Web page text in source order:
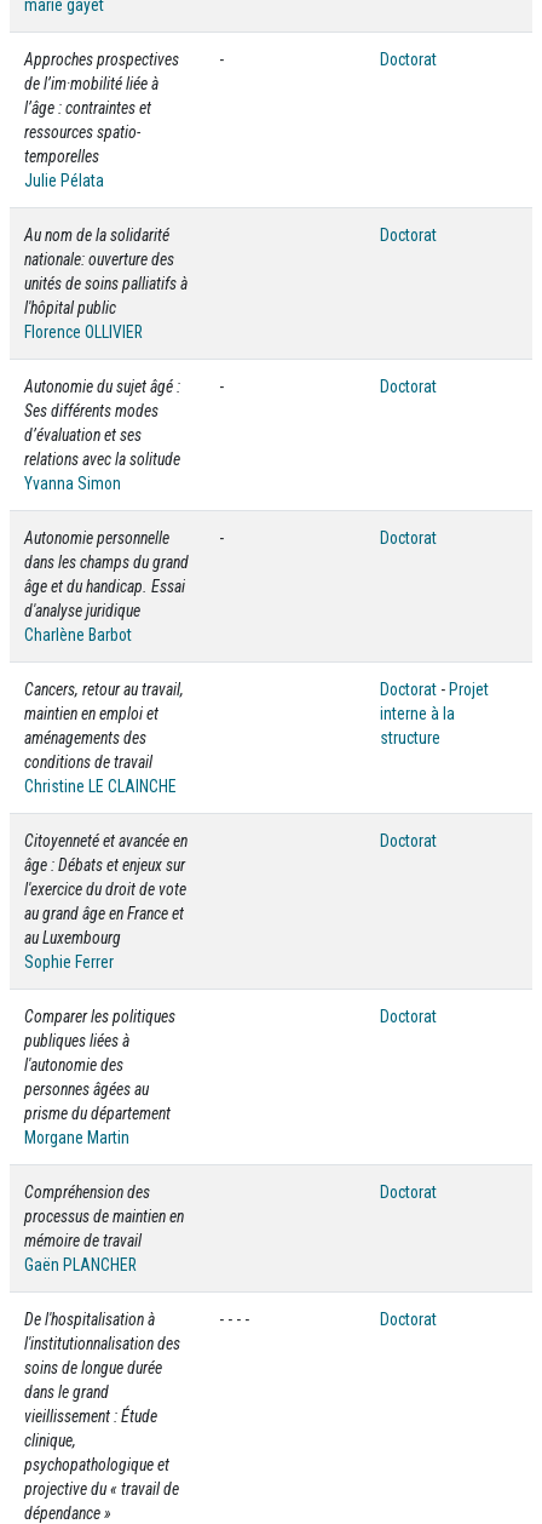
marie gayet
Approches prospectives
de l’im·mobilité liée à
l’âge : contraintes et
ressources spatio-
temporelles
Julie Pélata
- Doctorat
Au nom de la solidarité
nationale: ouverture des
unités de soins palliatifs à
l'hôpital public
Florence OLLIVIER
Doctorat
Autonomie du sujet âgé :
Ses différents modes
d’évaluation et ses
relations avec la solitude
Yvanna Simon
- Doctorat
Autonomie personnelle
dans les champs du grand
âge et du handicap. Essai
d'analyse juridique
Charlène Barbot
- Doctorat
Cancers, retour au travail,
maintien en emploi et
aménagements des
conditions de travail
Christine LE CLAINCHE
Doctorat - Projet
interne à la
structure
Citoyenneté et avancée en
âge : Débats et enjeux sur
l'exercice du droit de vote
au grand âge en France et
au Luxembourg
Sophie Ferrer
Doctorat
Comparer les politiques
publiques liées à
l'autonomie des
personnes âgées au
prisme du département
Morgane Martin
Doctorat
Compréhension des
processus de maintien en
mémoire de travail
Gaën PLANCHER
Doctorat
De l'hospitalisation à
l'institutionnalisation des
soins de longue durée
dans le grand
vieillissement : Étude
clinique,
psychopathologique et
projective du « travail de
dépendance »
- - - - Doctorat